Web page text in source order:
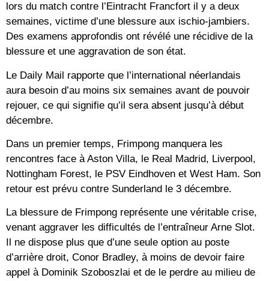
lors du match contre l’Eintracht Francfort il y a deux
semaines, victime d’une blessure aux ischio-jambiers.
Des examens approfondis ont révélé une récidive de la
blessure et une aggravation de son état.
Le Daily Mail rapporte que l’international néerlandais
aura besoin d’au moins six semaines avant de pouvoir
rejouer, ce qui signifie qu’il sera absent jusqu’à début
décembre.
Dans un premier temps, Frimpong manquera les
rencontres face à Aston Villa, le Real Madrid, Liverpool,
Nottingham Forest, le PSV Eindhoven et West Ham. Son
retour est prévu contre Sunderland le 3 décembre.
La blessure de Frimpong représente une véritable crise,
venant aggraver les difficultés de l’entraîneur Arne Slot.
Il ne dispose plus que d’une seule option au poste
d’arrière droit, Conor Bradley, à moins de devoir faire
appel à Dominik Szoboszlai et de le perdre au milieu de